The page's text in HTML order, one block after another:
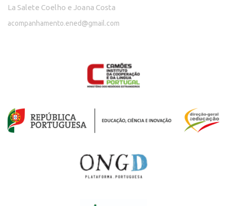
La Salete Coelho e Joana Costa
acompanhamento.ened@gmail.com